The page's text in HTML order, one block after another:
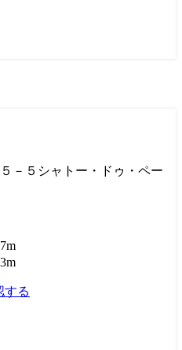
－５シャトー・ドゥ・ペー
する